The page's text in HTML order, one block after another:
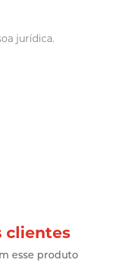
jurídica.
clientes
esse produto